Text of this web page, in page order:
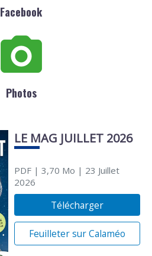
Facebook
Photos
LE MAG JUILLET 2026
PDF| 3,70 Mo | 23 Juillet
2026
Télécharger
Feuilleter sur Calaméo